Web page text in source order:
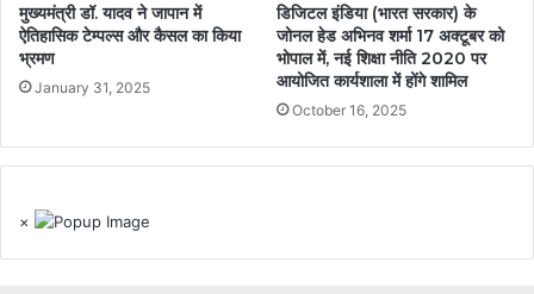
मुख्यमंत्री डॉ. यादव ने जापान में
ऐतिहासिक टेम्पल्स और कैसल का किया
भ्रमण
January 31, 2025
डिजिटल इंडिया (भारत सरकार) के
जोनल हेड अभिनव शर्मा 17 अक्टूबर को
भोपाल में, नई शिक्षा नीति 2020 पर
आयोजित कार्यशाला में होंगे शामिल
October 16, 2025
×